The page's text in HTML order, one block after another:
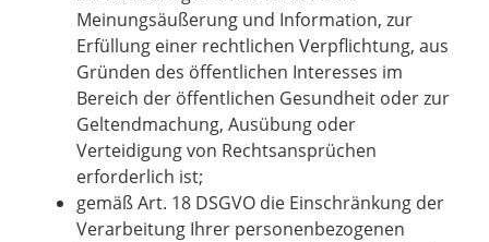
Meinungsäußerung und Information, zur
Erfüllung einer rechtlichen Verpflichtung, aus
Gründen des öffentlichen Interesses im
Bereich der öffentlichen Gesundheit oder zur
Geltendmachung, Ausübung oder
Verteidigung von Rechtsansprüchen
erforderlich ist;
gemäß Art. 18 DSGVO die Einschränkung der
Verarbeitung Ihrer personenbezogenen